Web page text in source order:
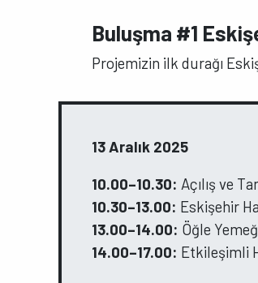
Buluşma #1
Projemizin ilk durağı
13 Aralık 2025
10.00–10.30: Açılış ve
10.30–13.00: Eskişehir
13.00–14.00: Öğle
14.00–17.00: Etkileşimli